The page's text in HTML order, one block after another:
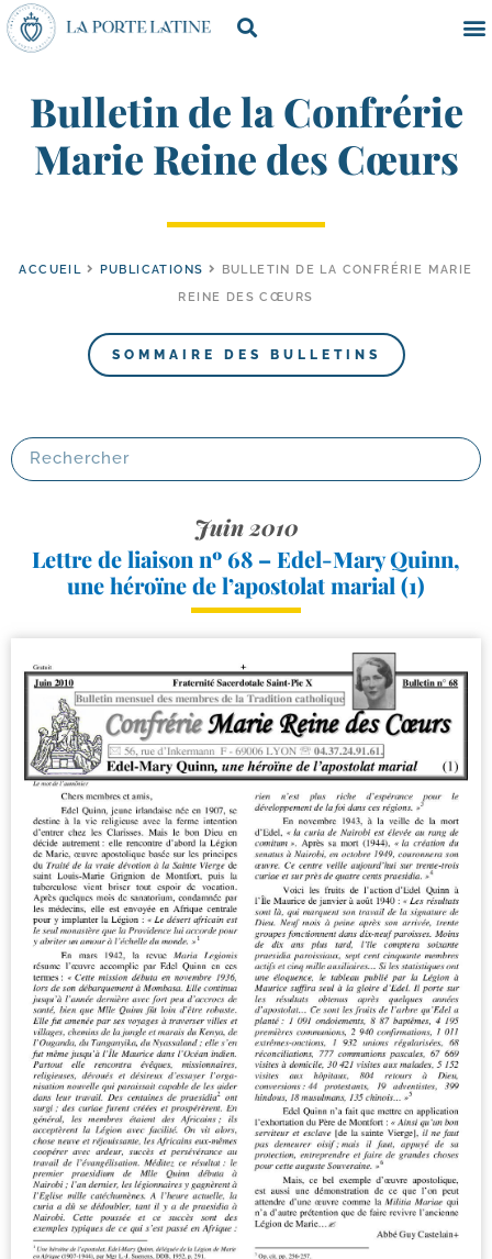
Bulletin de la Confrérie
Marie Reine des Cœurs
ACCUEIL PUBLICATIONS
BULLETIN DE LA CONFRÉRIE MARIE
REINE DES CŒURS
SOMMAIRE DES BULLETINS
Juin 2010
Lettre de liaison nº 68 – Edel-​Mary Quinn,
une héroïne de l’apostolat marial (1)